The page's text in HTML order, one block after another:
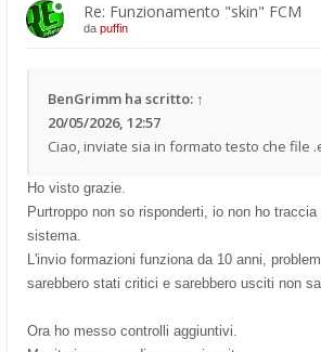
Re: Funzionamento "skin" FCM
da puffin
BenGrimm ha scritto: ↑
20/05/2026, 12:57
Ciao, inviate sia in formato testo che file
Ho visto grazie.
Purtroppo non so risponderti, io non ho traccia
sistema.
L'invio formazioni funziona da 10 anni,
sarebbero stati critici e sarebbero usciti non
Ora ho messo controlli aggiuntivi.